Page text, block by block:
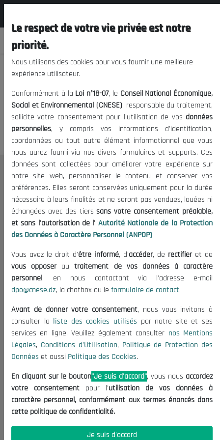
Nous vous prions de nous
excuser, mais l'accès à ce
contenu est restreint.
Le CNESE
A Propos
Le président
Organisation
Publications
Informations utiles
Appels d'offres et Consultations
Mentions Légales
Conditions d'Utilisation
Politique de Protection des Données
Politique des Cookies
Nous Contacter
(+213) 021 98 01 00|01|02
contact@cnese.dz
Suggestions ou Initiatives ?
Newsletter
dernières nouvelles.
Le respect de votre vie privée est notre
priorité.
Nous utilisons des cookies pour vous fournir une meilleure
expérience utilisateur.
Conformément à la Loi n°18-07, le Conseil National Économique,
Social et Environnemental (CNESE), responsable du traitement,
sollicite votre consentement pour l'utilisation de vos données
personnelles, y compris vos informations d'identification,
coordonnées ou tout autre élément informationnel que vous
nous aurez fourni via nos divers formulaires et supports. Ces
données sont collectées pour améliorer votre expérience sur
notre site web, personnaliser le contenu et conserver vos
préférences. Elles seront conservées uniquement pour la durée
nécessaire à leurs finalités et ne seront pas vendues, louées ni
échangées avec des tierssans votre consentement préalable,
et sans l'autorisation de l' Autorité Nationale de la Protection
des Données à Caractère Personnel (ANPDP)
Vous avez le droit d'être informé, d'accéder, de rectifieret de
vous opposerautraitement de vos données à caractère
personnel, en nous contactant via l'adresse e-mail
dpo@cnese.dz, la chatbox ou le formulaire de contact.
Avant de donner votre consentement, nous vous invitons à
consulter la liste des cookies utilisés par notre site et ses
services en ligne. Veuillez également consulter nos Mentions
Légales, Conditions d'Utilisation, Politique de Protection des
Données et aussi Politique des Cookies.
En cliquant sur le bouton"Je suis d'accord", vous nous accordez
votre consentement pour l'utilisation de vos données à
caractère personnel, conformément aux termes énoncés dans
cette politique de confidentialité.
Je suis d'accord